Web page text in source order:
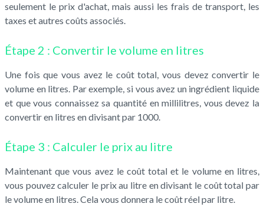
seulement le prix d'achat, mais aussi les frais de transport, les
taxes et autres coûts associés.
Étape 2 : Convertir le volume en litres
Une fois que vous avez le coût total, vous devez convertir le
volume en litres. Par exemple, si vous avez un ingrédient liquide
et que vous connaissez sa quantité en millilitres, vous devez la
convertir en litres en divisant par 1000.
Étape 3 : Calculer le prix au litre
Maintenant que vous avez le coût total et le volume en litres,
vous pouvez calculer le prix au litre en divisant le coût total par
le volume en litres. Cela vous donnera le coût réel par litre.